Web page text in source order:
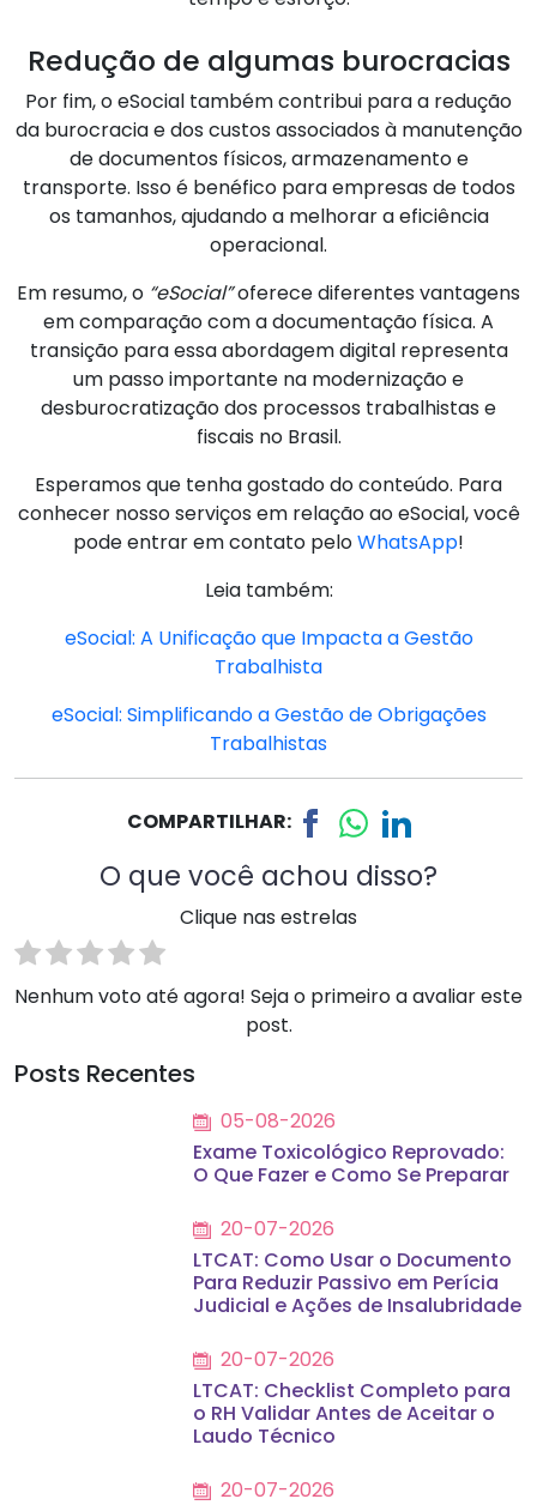
Redução de algumas burocracias
Por fim, o eSocial também contribui para a redução
da burocracia e dos custos associados à manutenção
de documentos físicos, armazenamento e
transporte. Isso é benéfico para empresas de todos
os tamanhos, ajudando a melhorar a eficiência
operacional.
Em resumo, o “eSocial”oferece diferentes vantagens
em comparação com a documentação física. A
transição para essa abordagem digital representa
um passo importante na modernização e
desburocratização dos processos trabalhistas e
fiscais no Brasil.
Esperamos que tenha gostado do conteúdo. Para
conhecer nosso serviços em relação ao eSocial, você
pode entrar em contato peloWhatsApp!
Leia também:
eSocial: A Unificação que Impacta a Gestão
Trabalhista
eSocial: Simplificando a Gestão de Obrigações
Trabalhistas
COMPARTILHAR:
O que você achou disso?
Clique nas estrelas
Nenhum voto até agora! Seja o primeiro a avaliar este
post.
Posts Recentes
05-08-2026
Exame Toxicológico Reprovado:
O Que Fazer e Como Se Preparar
20-07-2026
LTCAT: Como Usar o Documento
Para Reduzir Passivo em Perícia
Judicial e Ações de Insalubridade
20-07-2026
LTCAT: Checklist Completo para
o RH Validar Antes de Aceitar o
Laudo Técnico
20-07-2026